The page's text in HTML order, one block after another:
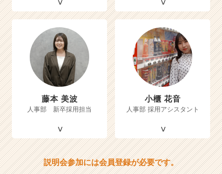
藤本 美波
人事部 新卒採用担当
小櫃 花音
人事部 採用アシスタント
説明会参加には会員登録が必要です。